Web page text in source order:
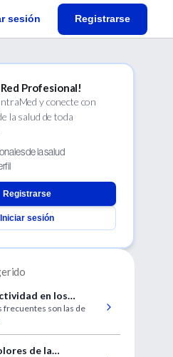
sesión Registrarse
Red Profesional!
y conecte con
la salud de toda
de la salud
Registrarse
Iniciar sesión
en los
eleva el riesgo de
frecuentes son las de
de la